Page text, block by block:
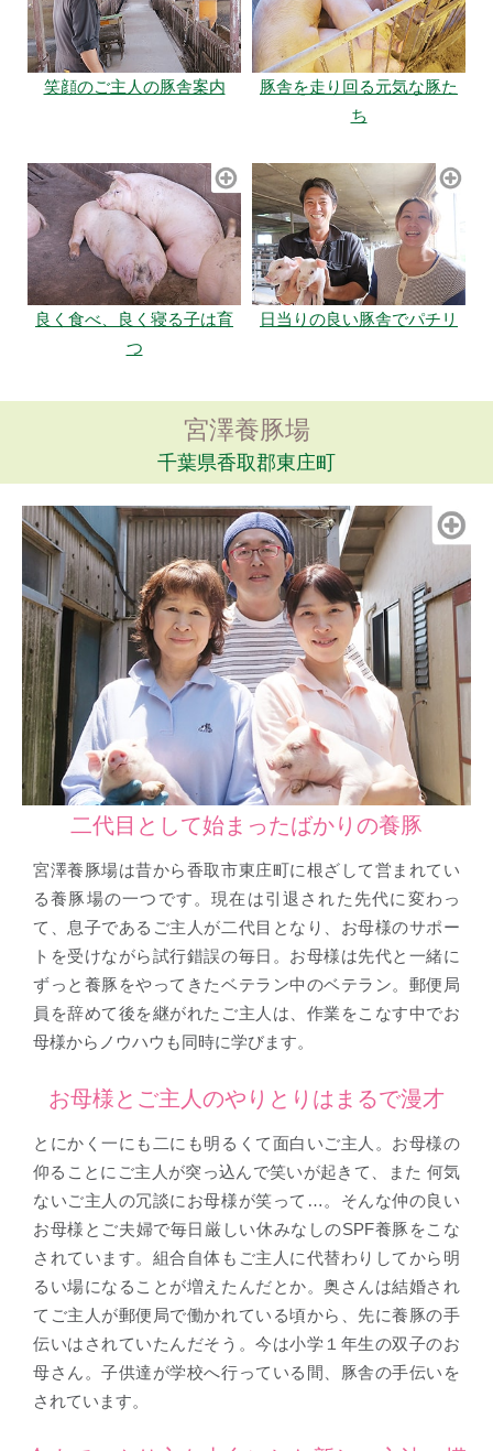
笑顔のご主人の豚舎案内
豚舎を走り回る元気な豚た
ち
良く食べ、良く寝る子は育
つ
日当りの良い豚舎でパチリ
宮澤養豚場
千葉県香取郡東庄町
二代目として始まったばかりの養豚
宮澤養豚場は昔から香取市東庄町に根ざして営まれてい
る養豚場の一つです。現在は引退された先代に変わっ
て、息子であるご主人が二代目となり、お母様のサポー
トを受けながら試行錯誤の毎日。お母様は先代と一緒に
ずっと養豚をやってきたベテラン中のベテラン。郵便局
員を辞めて後を継がれたご主人は、作業をこなす中でお
母様からノウハウも同時に学びます。
お母様とご主人のやりとりはまるで漫才
とにかく一にも二にも明るくて面白いご主人。お母様の
仰ることにご主人が突っ込んで笑いが起きて、また 何気
ないご主人の冗談にお母様が笑って…。そんな仲の良い
お母様とご夫婦で毎日厳しい休みなしのSPF養豚をこな
されています。組合自体もご主人に代替わりしてから明
るい場になることが増えたんだとか。奥さんは結婚され
てご主人が郵便局で働かれている頃から、先に養豚の手
伝いはされていたんだそう。今は小学１年生の双子のお
母さん。子供達が学校へ行っている間、豚舎の手伝いを
されています。